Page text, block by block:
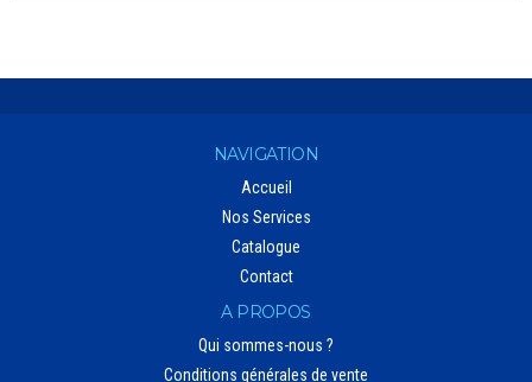
NAVIGATION
Accueil
Nos Services
Catalogue
Contact
A PROPOS
Qui sommes-nous ?
Conditions générales de vente